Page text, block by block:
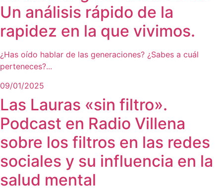
Un análisis rápido de la
rapidez en la que vivimos.
¿Has oído hablar de las generaciones? ¿Sabes a cuál
perteneces?...
09/01/2025
Las Lauras «sin filtro».
Podcast en Radio Villena
sobre los filtros en las redes
sociales y su influencia en la
salud mental